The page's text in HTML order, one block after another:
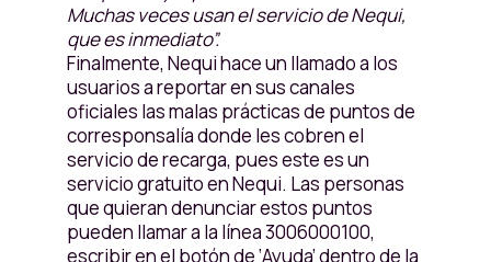
Muchas veces usan el servicio de Nequi,
que es inmediato”.
Finalmente, Nequi hace un llamado a los
usuarios a reportar en sus canales
oficiales las malas prácticas de puntos de
corresponsalía donde les cobren el
servicio de recarga, pues este es un
servicio gratuito en Nequi. Las personas
que quieran denunciar estos puntos
pueden llamar a la línea 3006000100,
escribir en el botón de ‘Ayuda’ dentro de la